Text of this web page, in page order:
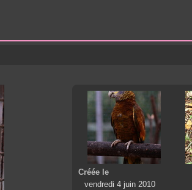
Créée le
vendredi 4 juin 2010